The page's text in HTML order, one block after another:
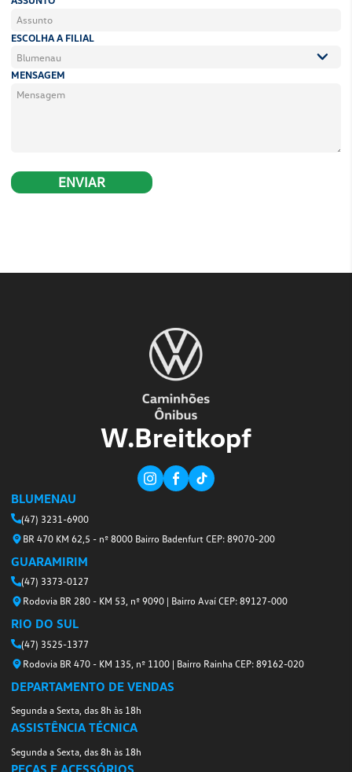
Além da transmissão manual de 6 velocidades, o
traz a opção de transmissão automática de 8
performance superior. Sua seletora localizada na
permite, além do modo automático, a seleção
mais conforto, desempenho e menor custos
O VolksBus 17.260 SH está conectado com a
dados do veículo e da operação em tempo real.
SAIBA MAIS!
Estou Interessado
Escolha uma concessionária,
aguarde nosso contato, ou se preferir
uma das unidades abaixo.
NOME COMPLETO
E-MAIL
TELEFONE
CIDADE
ASSUNTO